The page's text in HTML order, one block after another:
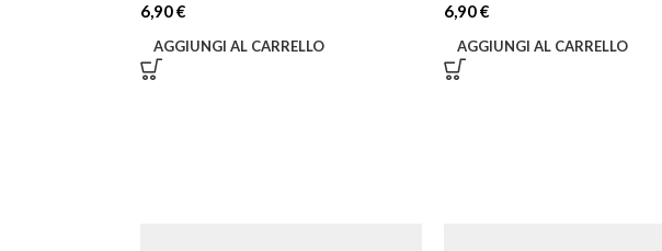
6,90€
AGGIUNGI AL CARRELLO
6,90€
AGGIUNGI AL CARRELLO